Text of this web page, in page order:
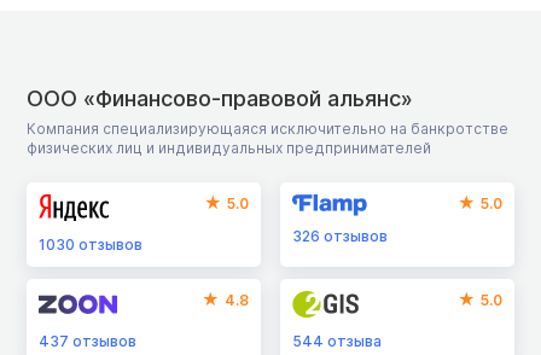
ООО «Финансово-правовой альянс»
Компания специализирующаяся исключительно на банкротстве
физических лиц и индивидуальных предпринимателей
5.0
1030 отзывов
5.0
326отзывов
4.8
437 отзывов
5.0
544отзыва